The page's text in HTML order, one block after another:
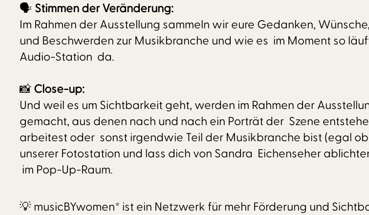
🗣️ Stimmen der Veränderung:
Im Rahmen der Ausstellung sammeln wir eure Gedanken,
und Beschwerden zur Musikbranche und wie es im Moment so
Audio-Station da.
📸Close-up:
Und weil es um Sichtbarkeit geht, werden im Rahmen der
gemacht, aus denen nach und nach ein Porträt der Szene
arbeitest oder sonst irgendwie Teil der Musikbranche bist (egal
unserer Fotostation und lass dich von Sandra Eichenseher
im Pop-Up-Raum.
💡 musicBYwomen* ist ein Netzwerk für mehr Förderung und